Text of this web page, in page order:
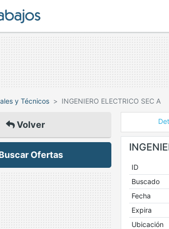
y Técnicos INGENIERO ELECTRICO SEC A
Volver
Ofertas
ID
Buscado
Fecha
Expira
Ubicación